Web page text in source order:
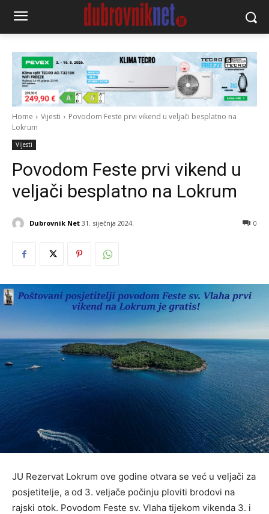
Home Vijesti
Povodom Feste prvi vikend u veljači besplatno na
Lokrum
Vijesti
Povodom Feste prvi vikend u
veljači besplatno na Lokrum
Dubrovnik Net 31. siječnja 2024. 0
JU Rezervat Lokrum ove godine otvara se već u veljači za
posjetitelje, a od 3. veljače počinju ploviti brodovi na
rajski otok. Povodom Feste sv. Vlaha tijekom vikenda 3. i